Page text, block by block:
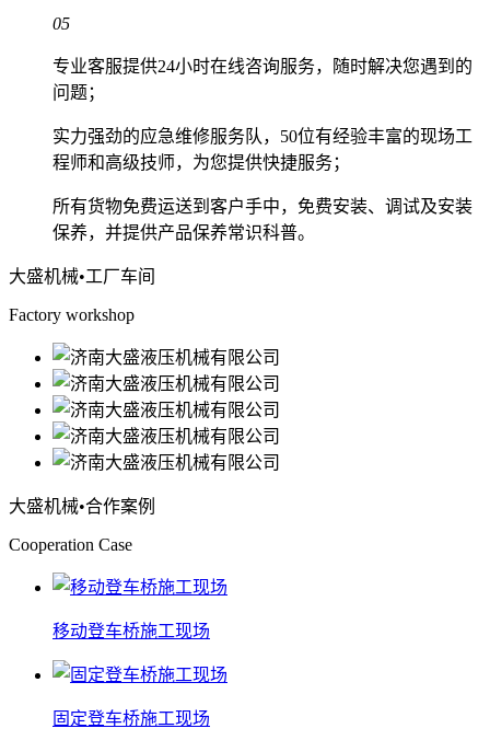
05
专业客服提供24小时在线咨询服务，随时解决您遇到的
问题；
实力强劲的应急维修服务队，50位有经验丰富的现场工
程师和高级技师，为您提供快捷服务；
所有货物免费运送到客户手中，免费安装、调试及安装
保养，并提供产品保养常识科普。
大盛机械•工厂车间
Factory workshop
大盛机械•合作案例
Cooperation Case
移动登车桥施工现场
固定登车桥施工现场